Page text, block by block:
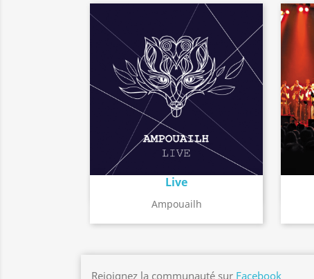
Live
Ampouailh
Détail de l'album
Rejoignez la communauté sur Facebook